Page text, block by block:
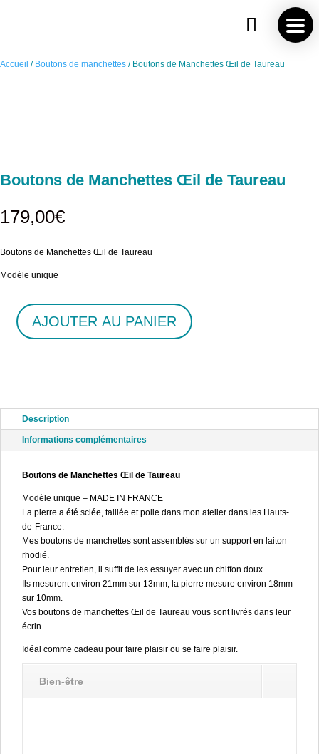
Accueil / Boutons de manchettes / Boutons de Manchettes Œil de Taureau
Boutons de Manchettes Œil de Taureau
179,00€
Boutons de Manchettes Œil de Taureau
Modèle unique
quantité
Taureau
AJOUTER AU PANIER
Description
Informations complémentaires
Boutons de Manchettes Œil de Taureau
Modèle unique – MADE IN FRANCE
La pierre a été sciée, taillée et polie dans mon atelier dans les Hauts-
de-France.
Mes boutons de manchettes sont assemblés sur un support en laiton
rhodié.
Pour leur entretien, il suffit de les essuyer avec un chiffon doux.
Ils mesurent environ 21mm sur 13mm, la pierre mesure environ 18mm
sur 10mm.
Vos boutons de manchettes Œil de Taureau vous sont livrés dans leur
écrin.
Idéal comme cadeau pour faire plaisir ou se faire plaisir.
Bien-être